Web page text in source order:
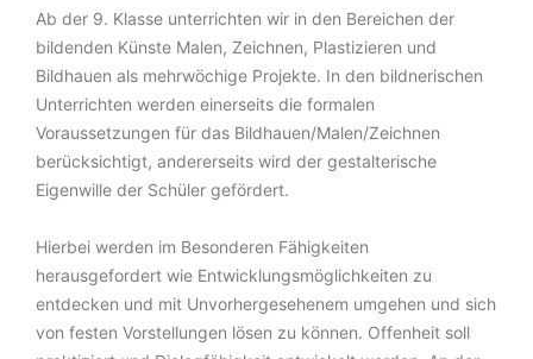
Ab der 9. Klasse unterrichten wir in den Bereichen der
bildenden Künste Malen, Zeichnen, Plastizieren und
Bildhauen als mehrwöchige Projekte. In den bildnerischen
Unterrichten werden einerseits die formalen
Voraussetzungen für das Bildhauen/Malen/Zeichnen
berücksichtigt, andererseits wird der gestalterische
Eigenwille der Schüler gefördert.
Hierbei werden im Besonderen Fähigkeiten
herausgefordert wie Entwicklungsmöglichkeiten zu
entdecken und mit Unvorhergesehenem umgehen und sich
von festen Vorstellungen lösen zu können. Offenheit soll